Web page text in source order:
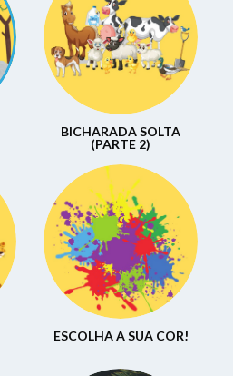
BICHARADA SOLTA
(PARTE 2)
ESCOLHA A SUA COR!